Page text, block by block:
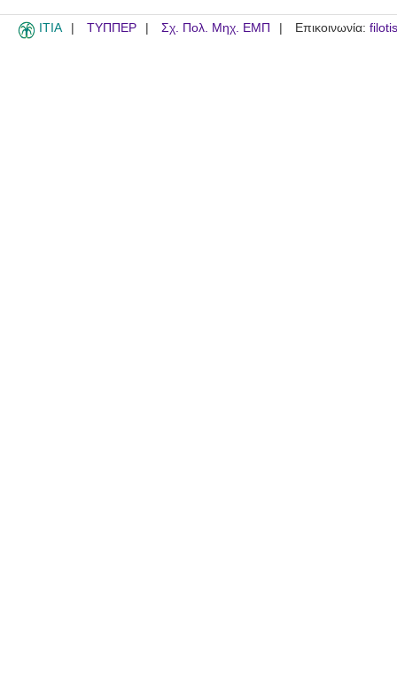
ITIA ΤΥΠΠΕΡ Σχ. Πολ. Μηχ. ΕΜΠ Επικοινωνία: